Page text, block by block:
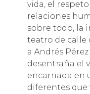
vida, el
relaciones
sobre todo, la
teatro de calle
a Andrés
desentraña el
encarnada en
diferentes que